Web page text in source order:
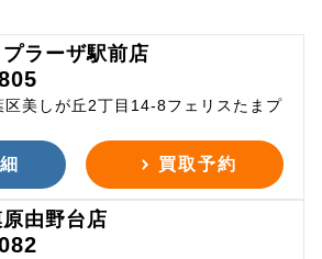
ラーザ駅前店
区美しが丘2丁目14-8フェリスたまプ
買取予約
由野台店